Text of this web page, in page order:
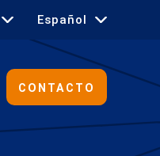
Español
English
Français
CONTACTO